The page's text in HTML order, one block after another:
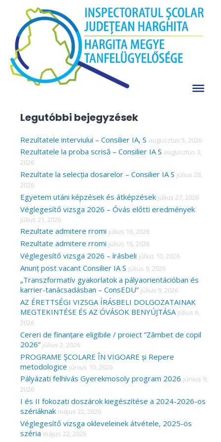
content
Minden gyermek az óvodába országos
program
A jelenlegi oldal feltöltés alatt van!
Köszönjük a megértésüket.
A régi oldal itt érhető el.
c
h
f
o
r
:
Legutóbbi bejegyzések
Rezultatele interviului – Consilier IA, S augusztus 5, 2026
Rezultatele la proba scrisă – Consilier IA S augusztus 3,
2026
Rezultate la selecția dosarelor – Consilier IA S július 28,
2026
Egyetem utáni képzések és átképzések július 27, 2026
Véglegesítő vizsga 2026 – Óvás előtti eredmények
július 21, 2026
Rezultate admitere rromi július 16, 2026
Rezultate admitere rromi július 16, 2026
Véglegesítő vizsga 2026 – írásbeli július 10, 2026
Anunț post vacant Consilier IA S július 9, 2026
„Transzformatív gyakorlatok a pályaorientációban és
karrier-tanácsadásban – ConsEDU” július 9, 2026
AZ ÉRETTSÉGI VIZSGA ÍRÁSBELI DOLGOZATAINAK
MEGTEKINTÉSE ÉS AZ ÓVÁSOK BENYÚJTÁSA július 6,
2026
Cereri de finanțare eligibile / proiect ”Zâmbet de copil
2026” július 2, 2026
PROGRAME ȘCOLARE ÎN VIGOARE și Repere
metodologice június 10, 2026
Pályázati felhívás Gyerekmosoly program 2026 június 9,
2026
I és II fokozati doszárok kiegészítése a 2024-2026-os
szériáknak május 22, 2026
Véglegesítő vizsga okleveleinek átvétele, 2025-ös
széria május 22, 2026